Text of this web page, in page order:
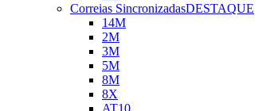
Correias SincronizadasDESTAQUE
14M
2M
3M
5M
8M
8X
AT10